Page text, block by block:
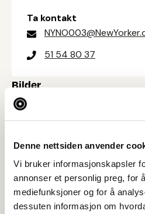
Denne nettsiden anvender
Vi bruker informasjonskapsler
annonser et personlig preg, for
mediefunksjoner og for å
dessuten informasjon om
Ta kontakt
51 54 80 37
Bilder